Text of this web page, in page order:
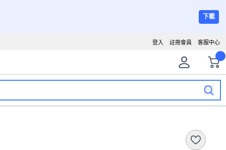
下載
客服中心
註冊會員
登入